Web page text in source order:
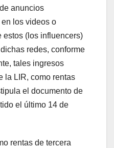
anuncios
los videos o
(los influencers)
redes, conforme
tales ingresos
la LIR, como rentas
el documento de
el último 14 de
rentas de tercera